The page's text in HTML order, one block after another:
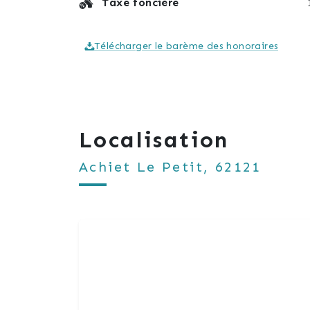
Taxe foncière
Télécharger le barème des honoraires
Localisation
Achiet Le Petit, 62121